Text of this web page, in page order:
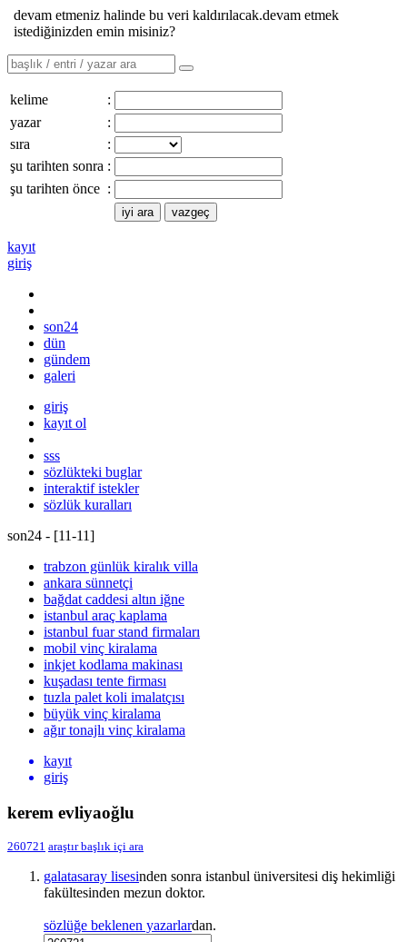
devam etmeniz halinde bu veri kaldırılacak.devam etmek
istediğinizden emin misiniz?
kelime
:
yazar
:
sıra
:
şu tarihten sonra :
şu tarihten önce :
kayıt
giriş
son24
dün
gündem
galeri
giriş
kayıt ol
sss
sözlükteki buglar
interaktif istekler
sözlük kuralları
son24 - [11-11]
trabzon günlük kiralık villa
ankara sünnetçi
bağdat caddesi altın iğne
istanbul araç kaplama
istanbul fuar stand firmaları
mobil vinç kiralama
inkjet kodlama makinası
kuşadası tente firması
tuzla palet koli imalatçısı
büyük vinç kiralama
ağır tonajlı vinç kiralama
kayıt
giriş
kerem evliyaoğlu
260721 araştırbaşlık içi ara
galatasaray lisesinden sonra istanbul üniversitesi diş hekimliği
fakültesinden mezun doktor.
sözlüğe beklenen yazarlardan.